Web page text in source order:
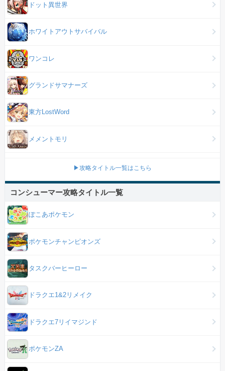
ドット異世界
ホワイトアウトサバイバル
ワンコレ
グランドサマナーズ
東方LostWord
メメントモリ
▶攻略タイトル一覧はこちら
コンシューマー攻略タイトル一覧
ぽこあポケモン
ポケモンチャンピオンズ
タスクバーヒーロー
ドラクエ1&2リメイク
ドラクエ7リイマジンド
ポケモンZA